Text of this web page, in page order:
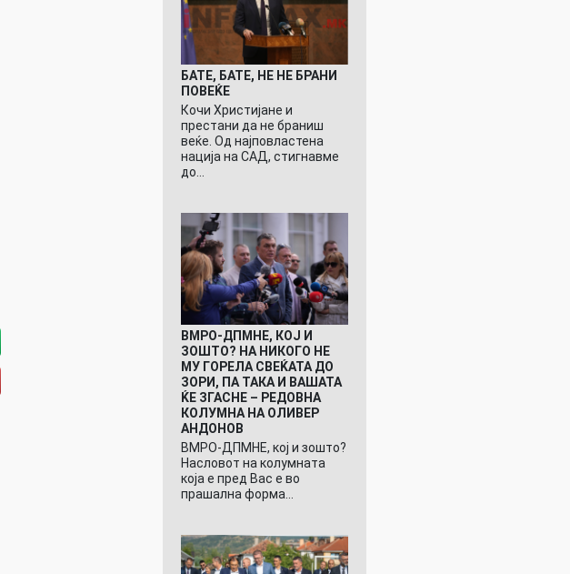
БАТЕ, БАТЕ, НЕ НЕ БРАНИ
ПОВЕЌЕ
Кочи Христијане и
престани да не браниш
веќе. Од најповластена
нација на САД, стигнавме
до…
ВМРО-ДПМНЕ, КОЈ И
ЗОШТО? НА НИКОГО НЕ
МУ ГОРЕЛА СВЕЌАТА ДО
ЗОРИ, ПА ТАКА И ВАШАТА
ЌЕ ЗГАСНЕ – РЕДОВНА
КОЛУМНА НА ОЛИВЕР
АНДОНОВ
ВМРО-ДПМНЕ, кој и зошто?
Насловот на колумната
која е пред Вас е во
прашална форма…